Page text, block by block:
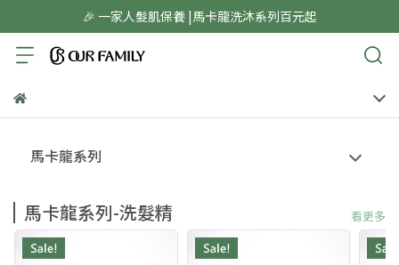
🎉 一家人髮肌保養 |馬卡龍洗沐系列百元起
馬卡龍系列
馬卡龍系列-洗髮精 看更多